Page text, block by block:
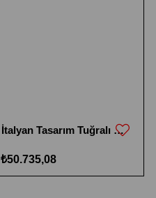
14 Ayar Altın İtalyan Tasarım Tuğralı Bileklik
₺50.735,08